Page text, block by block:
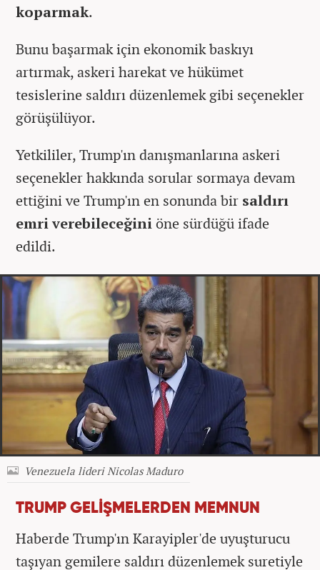
koparmak.
Bunu başarmak için ekonomik baskıyı
artırmak, askeri harekat ve hükümet
tesislerine saldırı düzenlemek gibi seçenekler
görüşülüyor.
Yetkililer, Trump'ın danışmanlarına askeri
seçenekler hakkında sorular sormaya devam
ettiğini ve Trump'ın en sonunda bir saldırı
emri verebileceğiniöne sürdüğü ifade
edildi.
Venezuela lideri Nicolas Maduro
TRUMP GELİŞMELERDEN MEMNUN
Haberde Trump'ın Karayipler'de uyuşturucu
taşıyan gemilere saldırı düzenlemek suretiyle